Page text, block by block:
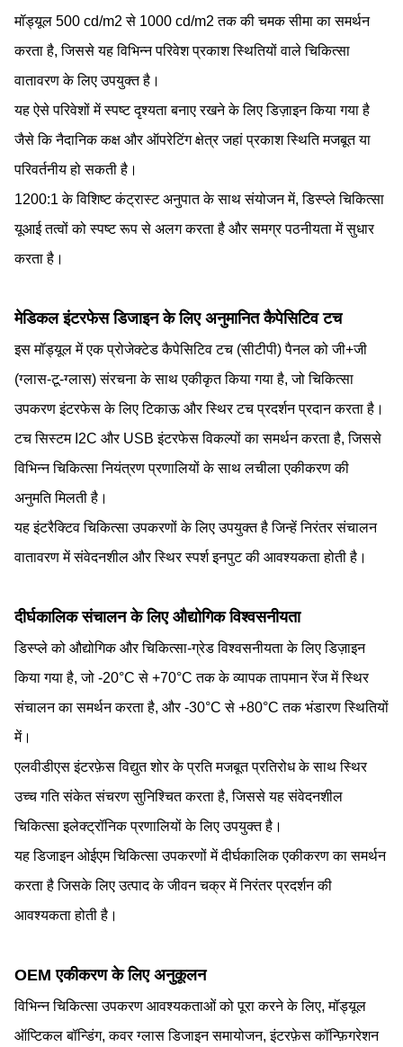
मॉड्यूल 500 cd/m2 से 1000 cd/m2 तक की चमक सीमा का समर्थन
करता है, जिससे यह विभिन्न परिवेश प्रकाश स्थितियों वाले चिकित्सा
वातावरण के लिए उपयुक्त है।
यह ऐसे परिवेशों में स्पष्ट दृश्यता बनाए रखने के लिए डिज़ाइन किया गया है
जैसे कि नैदानिक कक्ष और ऑपरेटिंग क्षेत्र जहां प्रकाश स्थिति मजबूत या
परिवर्तनीय हो सकती है।
1200:1 के विशिष्ट कंट्रास्ट अनुपात के साथ संयोजन में, डिस्प्ले चिकित्सा
यूआई तत्वों को स्पष्ट रूप से अलग करता है और समग्र पठनीयता में सुधार
करता है।
मेडिकल इंटरफेस डिजाइन के लिए अनुमानित कैपेसिटिव टच
इस मॉड्यूल में एक प्रोजेक्टेड कैपेसिटिव टच (सीटीपी) पैनल को जी+जी
(ग्लास-टू-ग्लास) संरचना के साथ एकीकृत किया गया है, जो चिकित्सा
उपकरण इंटरफेस के लिए टिकाऊ और स्थिर टच प्रदर्शन प्रदान करता है।
टच सिस्टम I2C और USB इंटरफेस विकल्पों का समर्थन करता है, जिससे
विभिन्न चिकित्सा नियंत्रण प्रणालियों के साथ लचीला एकीकरण की
अनुमति मिलती है।
यह इंटरैक्टिव चिकित्सा उपकरणों के लिए उपयुक्त है जिन्हें निरंतर संचालन
वातावरण में संवेदनशील और स्थिर स्पर्श इनपुट की आवश्यकता होती है।
दीर्घकालिक संचालन के लिए औद्योगिक विश्वसनीयता
डिस्प्ले को औद्योगिक और चिकित्सा-ग्रेड विश्वसनीयता के लिए डिज़ाइन
किया गया है, जो -20°C से +70°C तक के व्यापक तापमान रेंज में स्थिर
संचालन का समर्थन करता है, और -30°C से +80°C तक भंडारण स्थितियों
में।
एलवीडीएस इंटरफ़ेस विद्युत शोर के प्रति मजबूत प्रतिरोध के साथ स्थिर
उच्च गति संकेत संचरण सुनिश्चित करता है, जिससे यह संवेदनशील
चिकित्सा इलेक्ट्रॉनिक प्रणालियों के लिए उपयुक्त है।
यह डिजाइन ओईएम चिकित्सा उपकरणों में दीर्घकालिक एकीकरण का समर्थन
करता है जिसके लिए उत्पाद के जीवन चक्र में निरंतर प्रदर्शन की
आवश्यकता होती है।
OEM एकीकरण के लिए अनुकूलन
विभिन्न चिकित्सा उपकरण आवश्यकताओं को पूरा करने के लिए, मॉड्यूल
ऑप्टिकल बॉन्डिंग, कवर ग्लास डिजाइन समायोजन, इंटरफ़ेस कॉन्फ़िगरेशन